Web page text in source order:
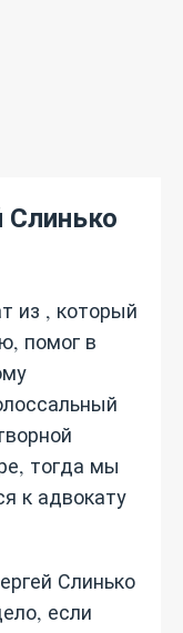
Слинько
из , который
помог в
тогда мы
к адвокату
Слинько
если